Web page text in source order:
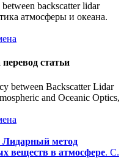
backscatter lidar
атмосферы и океана.
статьи
between Backscatter Lidar
and Oceanic Optics,
Лидарный метод
веществ в атмосфере. С.